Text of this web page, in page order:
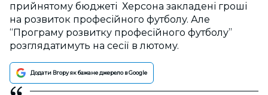
прийнятому бюджеті Херсона закладені гроші
на розвиток професійного футболу. Але
“Програму розвитку професійного футболу”
розглядатимуть на сесії в лютому.
Додати Вгору як бажане джерело в Google